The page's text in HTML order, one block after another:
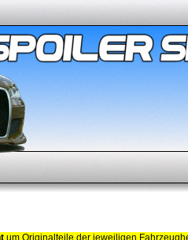
um Originalteile der jeweiligen